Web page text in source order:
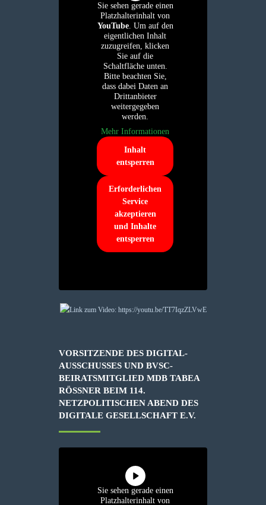
Sie sehen gerade einen
Platzhalterinhalt von
YouTube. Um auf den
eigentlichen Inhalt
zuzugreifen, klicken
Sie auf die
Schaltfläche unten.
Bitte beachten Sie,
dass dabei Daten an
Drittanbieter
weitergegeben
werden.
Mehr Informationen
Inhalt
entsperren
Erforderlichen
Service
akzeptieren
und Inhalte
entsperren
VORSITZENDE DES DIGITAL-
AUSSCHUSSES UND BVSC-
BEIRATSMITGLIED MDB TABEA
RÖSSNER BEIM 114. N
ETZPOLITISCHEN ABEND DES D
IGITALE GESELLSCHAFT E.V.
Sie sehen gerade einen
Platzhalterinhalt von